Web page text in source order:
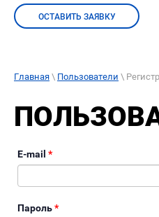
ОСТАВИТЬ ЗАЯВКУ
Главная \ Пользователи \
E-mail*
Пароль*